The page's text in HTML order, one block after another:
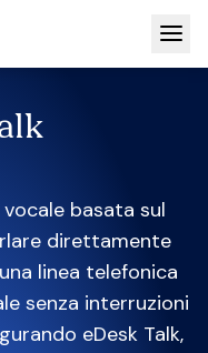
vocale basata sul
direttamente
linea telefonica
senza interruzioni
eDesk Talk,